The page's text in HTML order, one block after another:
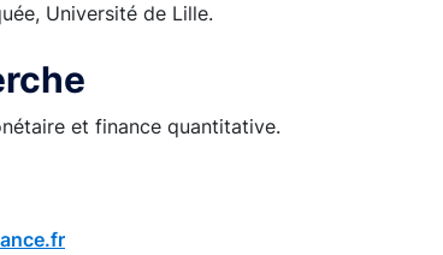
Université de Lille.
et finance quantitative.